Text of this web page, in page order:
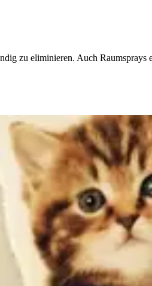
zu eliminieren. Auch Raumsprays